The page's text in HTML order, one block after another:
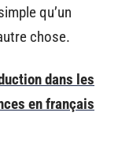
qu’un
chose.
dans les
en français